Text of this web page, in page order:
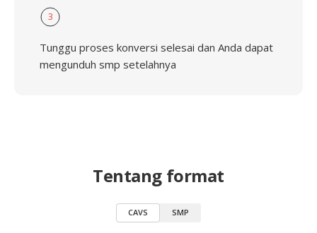
3
Tunggu proses konversi selesai dan Anda dapat
mengunduh smp setelahnya
Tentang format
CAVS SMP